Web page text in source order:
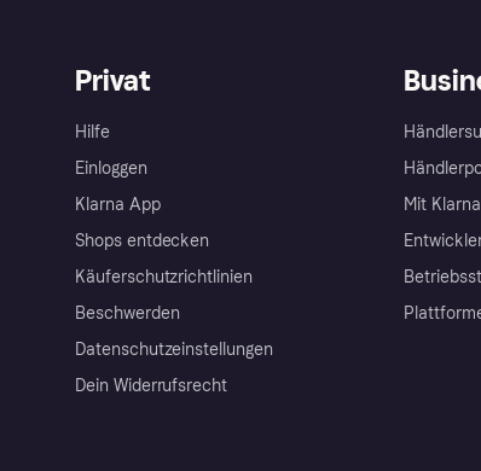
Privat
Hilfe
Einloggen
Klarna App
Shops entdecken
Käuferschutzrichtlinien
Beschwerden
Datenschutzeinstellungen
Dein Widerrufsrecht
Mit